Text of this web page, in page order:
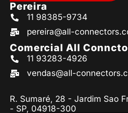
Pereira
11 98385-9734
pereira@all-
Comercial All
11 93283-4926
vendas@all-
R. Sumaré, 28 - Jardim Sao
- SP, 04918-300